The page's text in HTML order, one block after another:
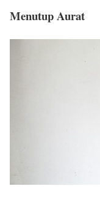
Menutup Aurat